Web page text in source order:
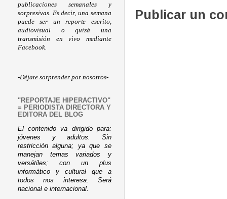
Publicar un
publicaciones semanales y
sorpresivas. Es decir, una semana
puede ser un reporte escrito,
audiovisual o quizá una
transmisión en vivo mediante
Facebook.
-Déjate sorprender por nosotros-
"REPORTAJE HIPERACTIVO"
= PERIODISTA DIRECTORA Y
EDITORA DEL BLOG
El contenido va dirigido para:
jóvenes y adultos. Sin
restricción alguna; ya que se
manejan temas variados y
versátiles; con un plus
informático y cultural que a
todos nos interesa. Será
nacional e internacional.